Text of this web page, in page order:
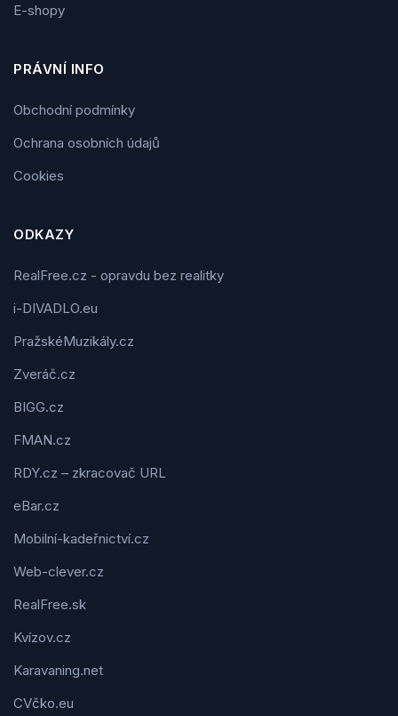
E-shopy
PRÁVNÍ INFO
Obchodní podmínky
Ochrana osobních údajů
Cookies
ODKAZY
RealFree.cz - opravdu bez realitky
i-DIVADLO.eu
PražskéMuzikály.cz
Zveráč.cz
BIGG.cz
FMAN.cz
RDY.cz – zkracovač URL
eBar.cz
Mobilní-kadeřnictví.cz
Web-clever.cz
RealFree.sk
Kvízov.cz
Karavaning.net
CVčko.eu